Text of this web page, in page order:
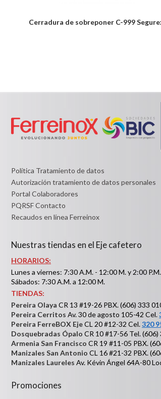
Cerradura de sobreponer C-999
Detalles
Política Tratamiento de datos
Autorización tratamiento de datos personales
Portal Colaboradores
PQRSF Contacto
Recaudos en línea Ferreinox
Nuestras tiendas en el Eje cafetero
HORARIOS:
Lunes a viernes: 7:30 A.M. - 12:00 M. y 2:00
Sábados: 7:30 A.M. a 12:00 M.
TIENDAS:
Pereira Olaya CR 13 #19-26 PBX. (606) 333
Pereira Cerritos Av. 30 de agosto 105-42 Cel.
Pereira FerreBOX EjeCL 20 #12-32 Cel.320
Dosquebradas Ópalo CR 10 #17-56 Tel. (606)
Armenia San Francisco CR 19 #11-05 PBX.
Manizales San Antonio CL 16 #21-32 PBX.
Manizales Laureles Av. Kévin Ángel 64A-80
Promociones